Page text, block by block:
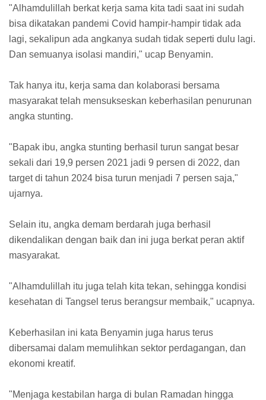
"Alhamdulillah berkat kerja sama kita tadi saat ini sudah
bisa dikatakan pandemi Covid hampir-hampir tidak ada
lagi, sekalipun ada angkanya sudah tidak seperti dulu lagi.
Dan semuanya isolasi mandiri," ucap Benyamin.
Tak hanya itu, kerja sama dan kolaborasi bersama
masyarakat telah mensukseskan keberhasilan penurunan
angka stunting.
"Bapak ibu, angka stunting berhasil turun sangat besar
sekali dari 19,9 persen 2021 jadi 9 persen di 2022, dan
target di tahun 2024 bisa turun menjadi 7 persen saja,"
ujarnya.
Selain itu, angka demam berdarah juga berhasil
dikendalikan dengan baik dan ini juga berkat peran aktif
masyarakat.
"Alhamdulillah itu juga telah kita tekan, sehingga kondisi
kesehatan di Tangsel terus berangsur membaik," ucapnya.
Keberhasilan ini kata Benyamin juga harus terus
dibersamai dalam memulihkan sektor perdagangan, dan
ekonomi kreatif.
"Menjaga kestabilan harga di bulan Ramadan hingga